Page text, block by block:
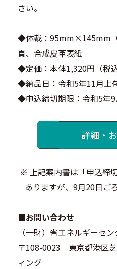
さい。
◆体裁：95mm×145mm
頁、合成皮革表紙
◆定価：本体1,320円（税込
◆納品日：令和5年11月上
◆申込締切期限：令和5年9
詳細・
※ 上記案内書は「申込締
ありますが、9月20日ご
■お問い合わせ
（一財）省エネルギーセ
〒108-0023 東京都港区
ィング